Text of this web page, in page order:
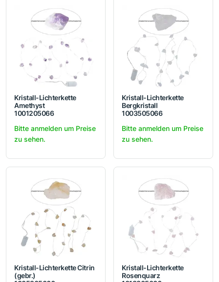
Kristall-Lichterkette
Amethyst
1001205066
Bitte anmelden um Preise
zu sehen.
Kristall-Lichterkette
Bergkristall
1003505066
Bitte anmelden um Preise
zu sehen.
Kristall-Lichterkette Citrin
(gebr.)
Kristall-Lichterkette
Rosenquarz